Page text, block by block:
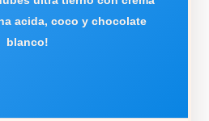
acida, coco y chocolate
blanco!